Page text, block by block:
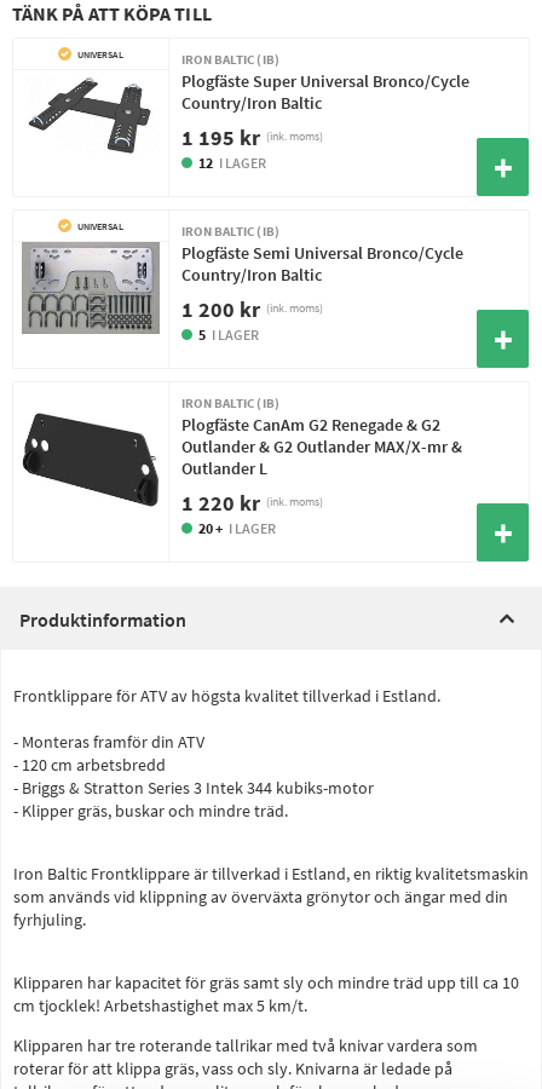
TÄNK PÅ ATT KÖPA TILL
UNIVERSAL IRON BALTIC (IB)
Plogfäste Super Universal Bronco/Cycle
Country/Iron Baltic
1 195 kr (ink. moms)
12 I LAGER
UNIVERSAL IRON BALTIC (IB)
Plogfäste Semi Universal Bronco/Cycle
Country/Iron Baltic
1 200 kr (ink. moms)
5 I LAGER
IRON BALTIC (IB)
Plogfäste CanAm G2 Renegade & G2
Outlander & G2 Outlander MAX/X-mr &
Outlander L
1 220 kr (ink. moms)
20 + I LAGER
Produktinformation
Frontklippare för ATV av högsta kvalitet tillverkad i Estland.
- Monteras framför din ATV
- 120 cm arbetsbredd
- Briggs & Stratton Series 3 Intek 344 kubiks-motor
- Klipper gräs, buskar och mindre träd.
Iron Baltic Frontklippare är tillverkad i Estland, en riktig kvalitetsmaskin
som används vid klippning av överväxta grönytor och ängar med din
fyrhjuling.
Klipparen har kapacitet för gräs samt sly och mindre träd upp till ca 10
cm tjocklek! Arbetshastighet max 5 km/t.
Klipparen har tre roterande tallrikar med två knivar vardera som
roterar för att klippa gräs, vass och sly. Knivarna är ledade på